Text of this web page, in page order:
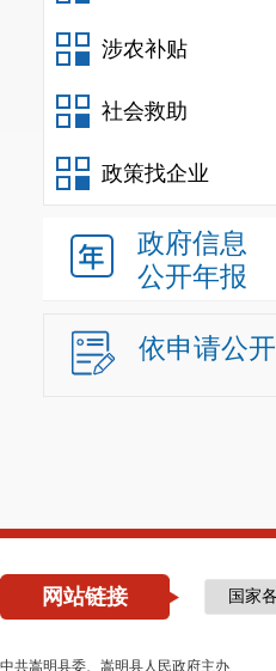
涉农补贴
社会救助
政策找企业
政府信息
公开年报
依申请公开
网站链接
中共嵩明县委、嵩明县人民政府主办